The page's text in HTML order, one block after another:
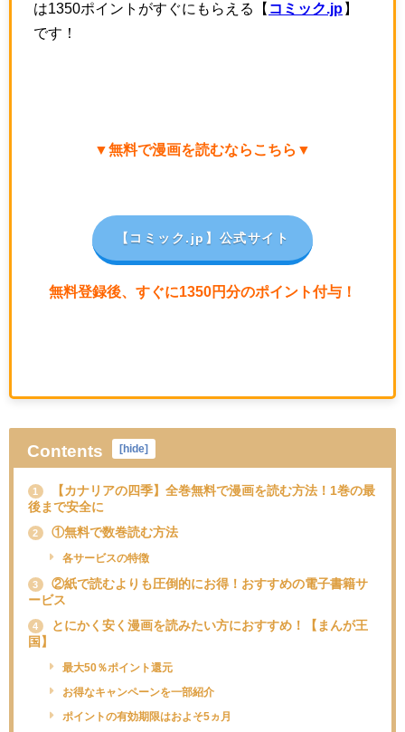
は1350ポイントがすぐにもらえる【 コミック.jp 】
です！
▼無料で漫画を読むならこちら▼
【コミック.jp 】公式サイト
無料登録後、すぐに1350円分のポイント付与！
Contents [hide]
1
【カナリアの四季】全巻無料で漫画を読む方法！1巻の最
後まで安全に
2 ①無料で数巻読む方法
各サービスの特徴
3
②紙で読むよりも圧倒的にお得！おすすめの電子書籍サ
ービス
4
とにかく安く漫画を読みたい方におすすめ！【まんが王
国】
最大50％ポイント還元
お得なキャンペーンを一部紹介
ポイントの有効期限はおよそ5ヵ月